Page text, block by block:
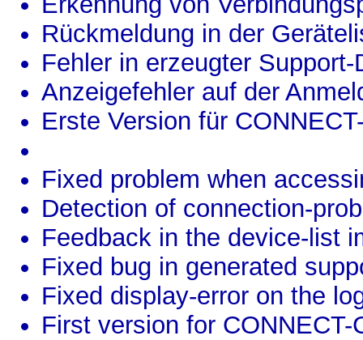
Rückmeldung in der
Fehler in erzeugter
Anzeigefehler auf der
Erste Version für
Fixed problem when
Detection of connection-
Feedback in the device-list
Fixed bug in generated
Fixed display-error on the
First version for CONNECT-